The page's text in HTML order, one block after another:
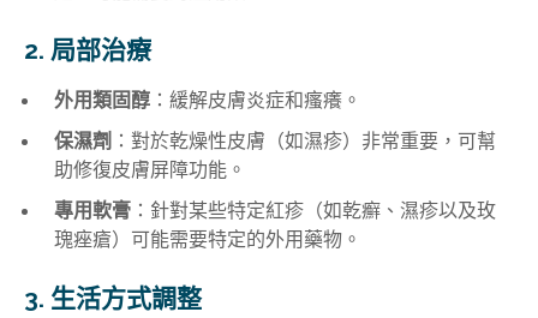
2. 局部治療
外用類固醇 ：緩解皮膚炎症和瘙癢。
保濕劑 ：對於乾燥性皮膚（如濕疹）非常重要，可幫
助修復皮膚屏障功能。
專用軟膏 ：針對某些特定紅疹（如乾癬、濕疹以及玫
瑰痤瘡）可能需要特定的外用藥物。
3. 生活方式調整